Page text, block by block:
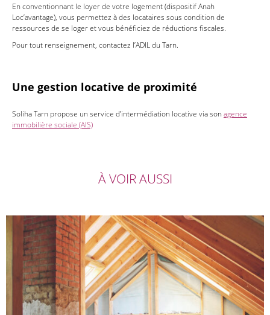
En conventionnant le loyer de votre logement (dispositif Anah
Loc’avantage), vous permettez à des locataires sous condition de
ressources de se loger et vous bénéficiez de réductions fiscales.
Pour tout renseignement, contactez l’ADIL du Tarn.
Une gestion locative de proximité
Soliha Tarn propose un service d’intermédiation locative via son agence
immobilière sociale (AIS)
À VOIR AUSSI